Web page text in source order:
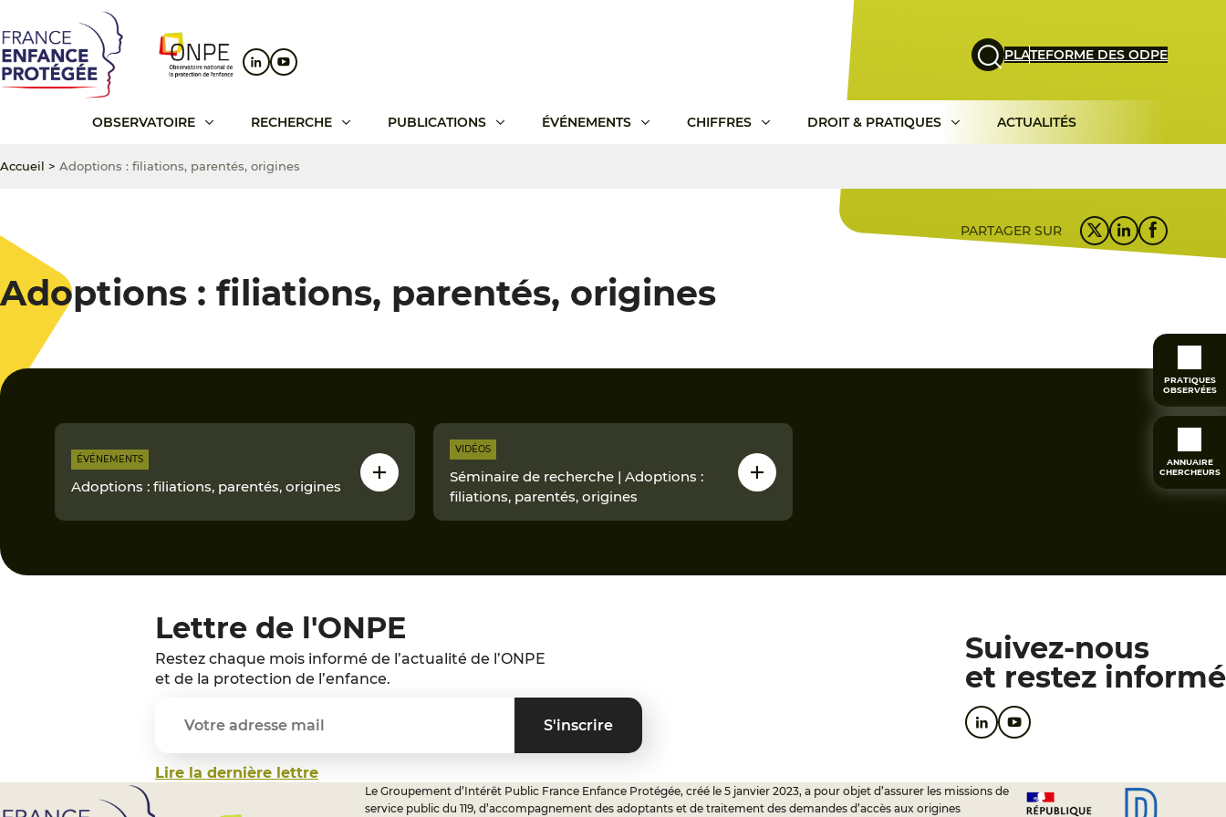
au
contenu
principal
au
menu
principal
au
pied
de
page
PLATEFORME DES ODPE
OBSERVATOIRE RECHERCHE PUBLICATIONS ÉVÉNEMENTS CHIFFRES DROIT & PRATIQUES ACTUALITÉS
PRATIQUES
OBSERVÉES
ANNUAIRE
CHERCHEURS
Accueil > Adoptions : filiations, parentés, origines
PARTAGER SUR
Adoptions : filiations, parentés, origines
ÉVÉNEMENTS
Adoptions : filiations, parentés, origines
VIDÉOS
Séminaire de recherche | Adoptions :
filiations, parentés, origines
Lettre de l'ONPE
Restez chaque mois informé de l’actualité de l’ONPE
et de la protection de l’enfance.
Lire la dernière lettre
Suivez-nous
et restez informé
Le Groupement d’Intérêt Public France Enfance Protégée, créé le 5 janvier 2023, a pour objet d’assurer les missions de
service public du 119, d’accompagnement des adoptants et de traitement des demandes d’accès aux origines